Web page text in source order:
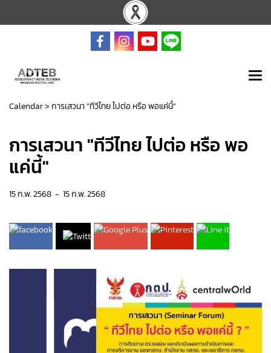
Calendar>การเสวนา "ทีวีไทย ไปต่อ หรือ พอแค่นี้"
การเสวนา "ทีวีไทย ไปต่อ หรือ พอ
แค่นี้"
15 ก.พ. 2568 - 15 ก.พ. 2568